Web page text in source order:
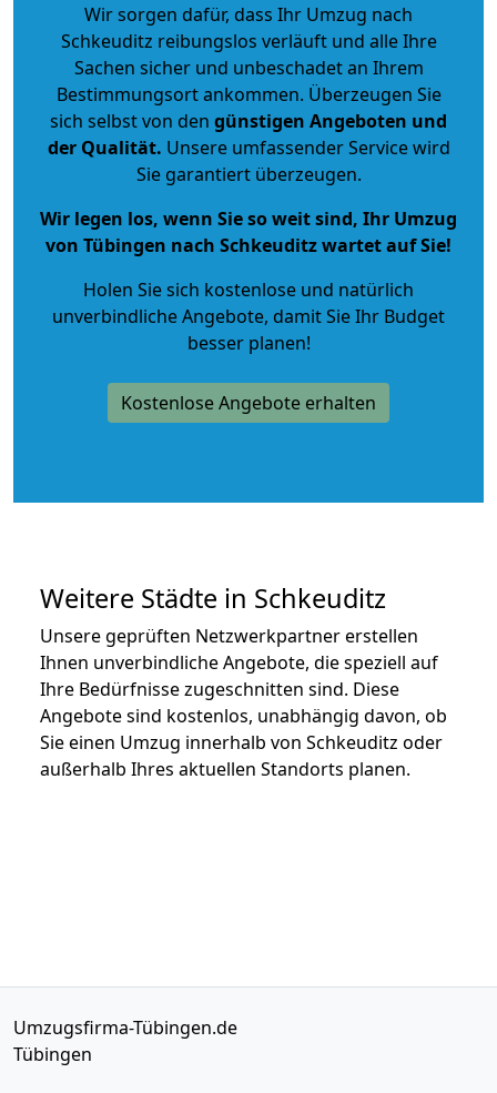
Wir sorgen dafür, dass Ihr Umzug nach
Schkeuditz reibungslos verläuft und alle Ihre
Sachen sicher und unbeschadet an Ihrem
Bestimmungsort ankommen. Überzeugen Sie
sich selbst von den günstigen Angeboten und
der Qualität. Unsere umfassender Service wird
Sie garantiert überzeugen.
Wir legen los, wenn Sie so weit sind, Ihr Umzug
von Tübingen nach Schkeuditz wartet auf Sie!
Holen Sie sich kostenlose und natürlich
unverbindliche Angebote, damit Sie Ihr Budget
besser planen!
Kostenlose Angebote erhalten
Weitere Städte in Schkeuditz
Unsere geprüften Netzwerkpartner erstellen
Ihnen unverbindliche Angebote, die speziell auf
Ihre Bedürfnisse zugeschnitten sind. Diese
Angebote sind kostenlos, unabhängig davon, ob
Sie einen Umzug innerhalb von Schkeuditz oder
außerhalb Ihres aktuellen Standorts planen.
Umzugsfirma-Tübingen.de
Tübingen